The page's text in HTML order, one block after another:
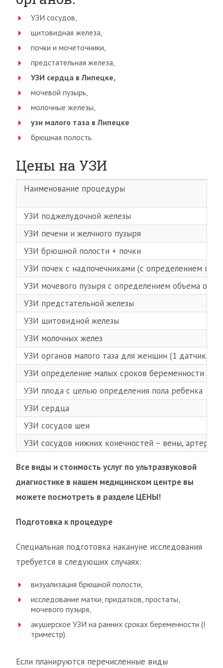
УЗИ сосудов,
щитовидная железа,
почки и мочеточники,
предстательная железа,
УЗИ сердца в Липецке,
мочевой пузырь,
молочные железы,
узи малого таза в Липецке
брюшная полость.
Цены на УЗИ
Наименование процедуры
УЗИ поджелудочной железы
УЗИ печени и желчного пузыря
УЗИ брюшной полости + почки
УЗИ почек с надпочечниками (с определением
УЗИ мочевого пузыря с определением объема
УЗИ предстательной железы
УЗИ щитовидной железы
УЗИ молочных желез
УЗИ органов малого таза для женщин (1 датчик)
УЗИ определение малых сроков беременности
УЗИ плода с целью определения пола ребенка
УЗИ сердца
УЗИ сосудов шеи
УЗИ сосудов нижних конечностей – вены, артерии
Все виды и стоимость услуг по ультразвуковой
диагностике в нашем медицинском центре вы
можете посмотреть в разделе ЦЕНЫ!
Подготовка к процедуре
Специальная подготовка накануне исследования
требуется в следующих случаях:
визуализация брюшной полости,
исследование матки, придатков, простаты,
мочевого пузыря,
акушерское УЗИ на ранних сроках беременности (I
триместр).
Если планируются перечисленные виды